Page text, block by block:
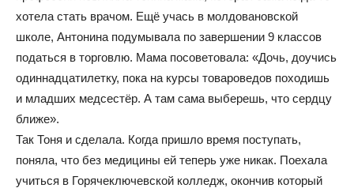
хотела стать врачом. Ещё учась в молдовановской
школе, Антонина подумывала по завершении 9 классов
податься в торговлю. Мама посоветовала: «Дочь, доучись
одиннадцатилетку, пока на курсы товароведов походишь
и младших медсестёр. А там сама выберешь, что сердцу
ближе».
Так Тоня и сделала. Когда пришло время поступать,
поняла, что без медицины ей теперь уже никак. Поехала
учиться в Горячеключевской колледж, окончив который